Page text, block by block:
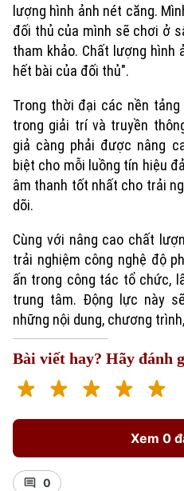
Xu hướng
lượng hình ảnh nét căng.
đối thủ của mình sẽ chơi ở
tham khảo. Chất lượng hình
hết bài của đối thủ".
Trong thời đại các nền
trong giải trí và truyền
giả càng phải được nâng
biệt cho mỗi luồng tín hiệu
âm thanh tốt nhất cho trải
dõi.
Cùng với nâng cao chất
trải nghiệm công nghệ độ
ấn trong công tác tổ chức,
trung tâm. Động lực này
những nội dung, chương
Bài viết hay? Hãy đánh
Xem 0
0